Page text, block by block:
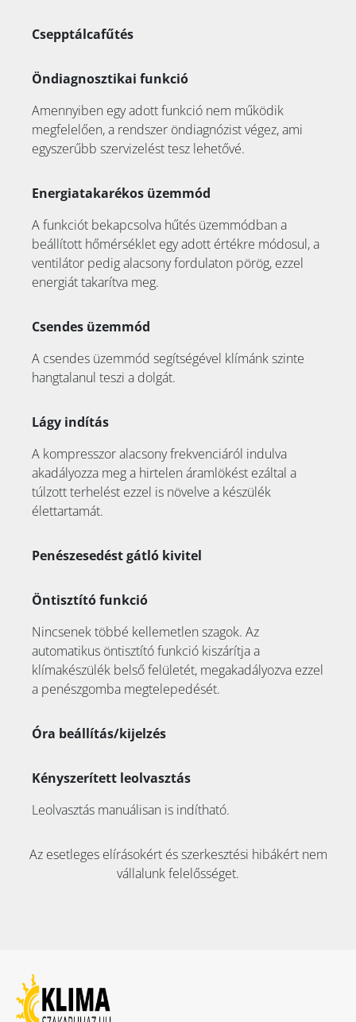
Csepptálcafűtés
Öndiagnosztikai funkció
Amennyiben egy adott funkció nem működik
megfelelően, a rendszer öndiagnózist végez, ami
egyszerűbb szervizelést tesz lehetővé.
Energiatakarékos üzemmód
A funkciót bekapcsolva hűtés üzemmódban a
beállított hőmérséklet egy adott értékre módosul, a
ventilátor pedig alacsony fordulaton pörög, ezzel
energiát takarítva meg.
Csendes üzemmód
A csendes üzemmód segítségével klímánk szinte
hangtalanul teszi a dolgát.
Lágy indítás
A kompresszor alacsony frekvenciáról indulva
akadályozza meg a hirtelen áramlökést ezáltal a
túlzott terhelést ezzel is növelve a készülék
élettartamát.
Penészesedést gátló kivitel
Öntisztító funkció
Nincsenek többé kellemetlen szagok. Az
automatikus öntisztító funkció kiszárítja a
klímakészülék belső felületét, megakadályozva ezzel
a penészgomba megtelepedését.
Óra beállítás/kijelzés
Kényszerített leolvasztás
Leolvasztás manuálisan is indítható.
Az esetleges elírásokért és szerkesztési hibákért nem
vállalunk felelősséget.